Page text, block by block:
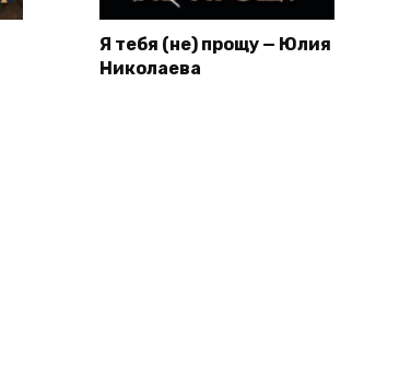
Я тебя (не) прощу — Юлия
Николаева